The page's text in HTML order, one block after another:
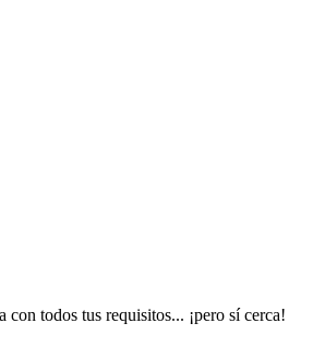
todos tus requisitos... ¡pero sí cerca!